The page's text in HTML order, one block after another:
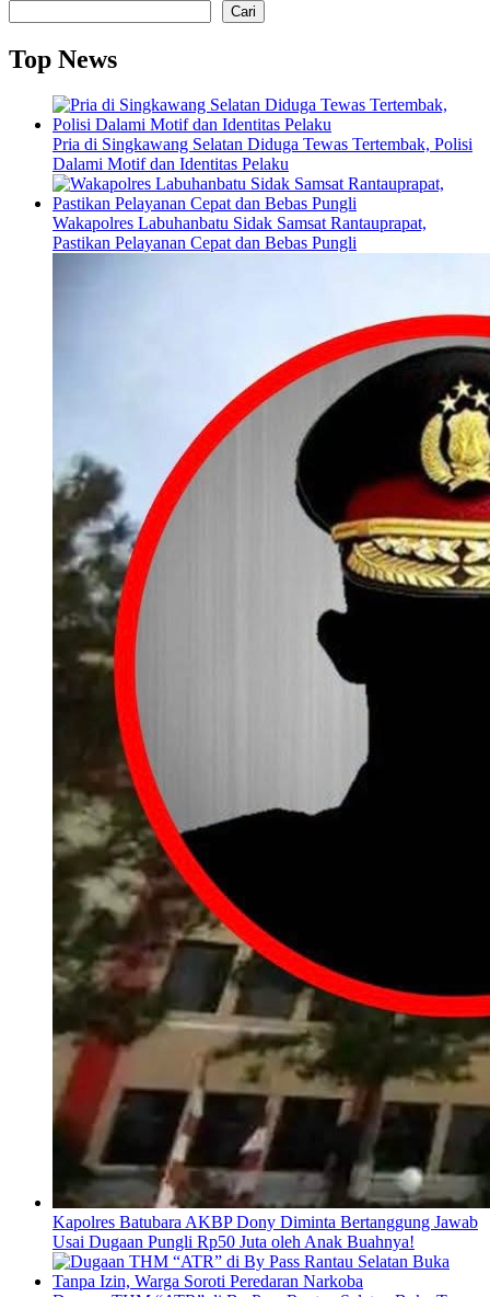
Cari
Top News
Pria di Singkawang Selatan Diduga Tewas Tertembak, Polisi
Dalami Motif dan Identitas Pelaku
Wakapolres Labuhanbatu Sidak Samsat Rantauprapat,
Pastikan Pelayanan Cepat dan Bebas Pungli
Kapolres Batubara AKBP Dony Diminta Bertanggung Jawab
Usai Dugaan Pungli Rp50 Juta oleh Anak Buahnya!